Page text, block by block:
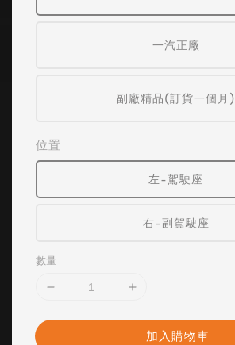
一汽正廠
副廠精品(訂貨一個月)
位置
左-駕駛座
右-副駕駛座
數量
加入購物車